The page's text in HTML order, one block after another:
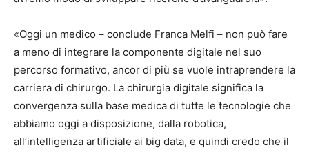
«Oggi un medico – conclude Franca Melfi – non può fare
a meno di integrare la componente digitale nel suo
percorso formativo, ancor di più se vuole intraprendere la
carriera di chirurgo. La chirurgia digitale significa la
convergenza sulla base medica di tutte le tecnologie che
abbiamo oggi a disposizione, dalla robotica,
all’intelligenza artificiale ai big data, e quindi credo che il